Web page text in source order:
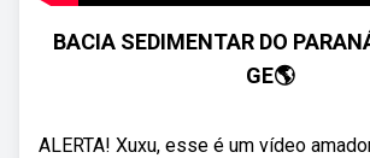
BACIA SEDIMENTAR DO
GE🌎
ALERTA! Xuxu, esse é um vídeo